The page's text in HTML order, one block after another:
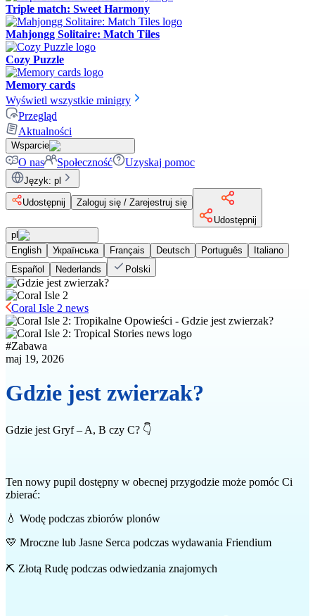
Triple match: Sweet Harmony
Mahjongg Solitaire: Match Tiles
Cozy Puzzle
Memory cards
Wyświetl wszystkie minigry
Przegląd
Aktualności
Wsparcie
O nas Społeczność Uzyskaj pomoc
Język: pl
Udostępnij
Zaloguj się / Zarejestruj się
Udostępnij
pl
English
Українська Français Deutsch Português
Italiano
Español
Nederlands Polski
Coral Isle 2 news
#Zabawa
maj 19, 2026
Gdzie jest zwierzak?
Gdzie jest Gryf – A, B czy C? 👇
Ten nowy pupil dostępny w obecnej przygodzie może pomóc Ci
zbierać:
💧 Wodę podczas zbiorów plonów
💛 Mroczne lub Jasne Serca podczas wydawania Friendium
⛏️ Złotą Rudę podczas odwiedzania znajomych